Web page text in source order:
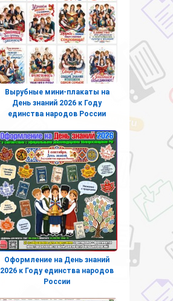
Вырубные мини-плакаты на
День знаний 2026 к Году
единства народов России
Оформление на День знаний
2026 к Году единства народов
России